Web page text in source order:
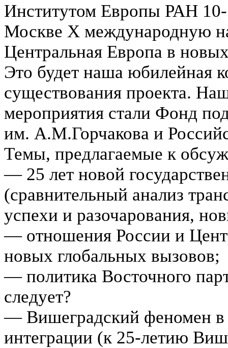
Институтом Европы РАН 10-
Москве Х международную
Центральная Европа в
Это будет наша юбилейная
существования проекта.
мероприятия стали Фонд
им. А.М.Горчакова и
Темы, предлагаемые к
— 25 лет новой
(сравнительный анализ
успехи и разочарования,
— отношения России и
новых глобальных вызовов;
— политика Восточного
следует?
— Вишеградский феномен в
интеграции (к 25-летию